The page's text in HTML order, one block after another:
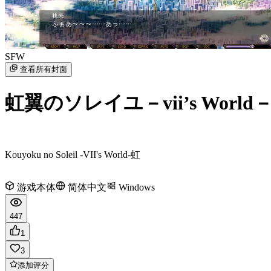
SFW
查看所有封面
虹翼のソレイユ－vii’s World
Kouyoku no Soleil -VII's World-虹
游戏本体 简体中文 Windows
447
1
3
添加评分